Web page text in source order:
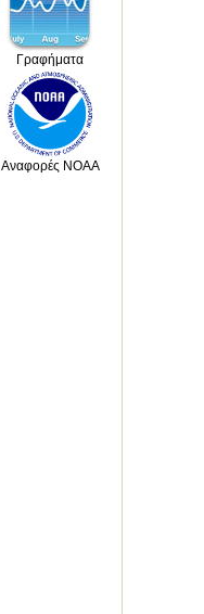
Γραφήματα
Αναφορές NOAA